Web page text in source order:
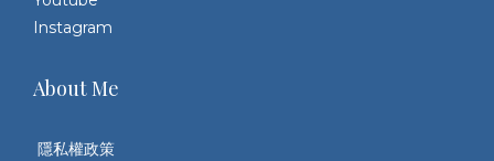
Instagram
About Me
隱私權政策